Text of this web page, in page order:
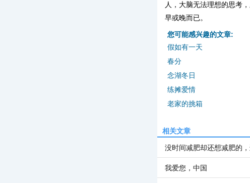
人，大脑无法理想的思考
早或晚而已。
您可能感兴趣的文章:
假如有一天
春分
念湖冬日
练摊爱情
老家的挑箱
相关文章
没时间减肥却还想减肥的，
我爱您，中国